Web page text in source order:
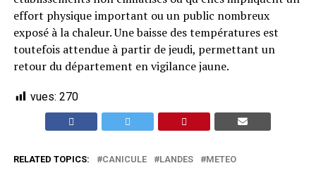
effort physique important ou un public nombreux
exposé à la chaleur. Une baisse des températures est
toutefois attendue à partir de jeudi, permettant un
retour du département en vigilance jaune.
vues: 270
RELATED TOPICS: CANICULE LANDES METEO